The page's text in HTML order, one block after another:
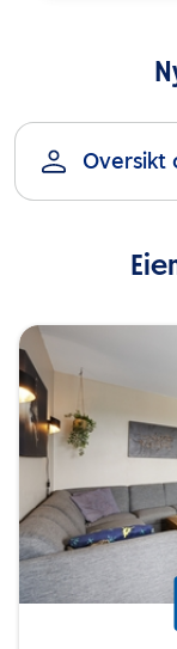
Oversikt